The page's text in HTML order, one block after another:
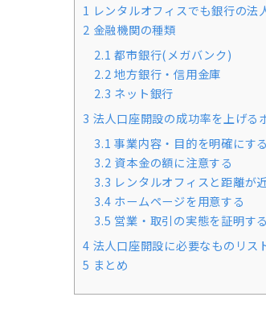
1 レンタルオフィスでも銀行の法
2 金融機関の種類
2.1 都市銀行(メガバンク)
2.2 地方銀行・信用金庫
2.3 ネット銀行
3 法人口座開設の成功率を上げる
3.1 事業内容・目的を明確にする
3.2 資本金の額に注意する
3.3 レンタルオフィスと距離が
3.4 ホームページを用意する
3.5 営業・取引の実態を証明す
4 法人口座開設に必要なものリス
5 まとめ